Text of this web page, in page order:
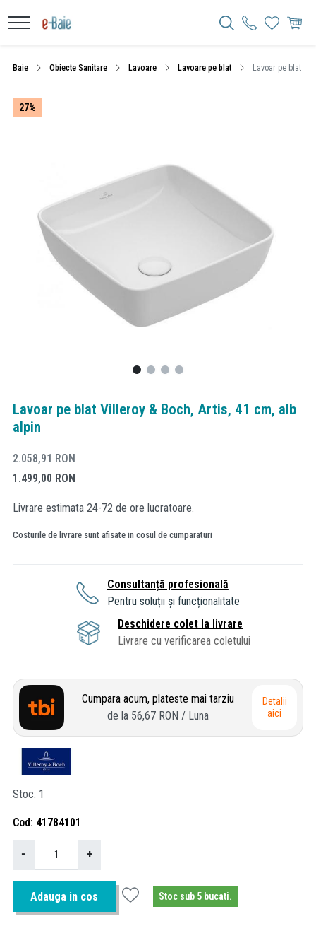
Baie Obiecte Sanitare Lavoare Lavoare pe blat Lavoar pe blat
27%
Lavoar pe blat Villeroy & Boch, Artis, 41 cm, alb
alpin
2.058,91RON
1.499,00 RON
Livrare estimata 24-72 de ore lucratoare.
Costurile de livrare sunt afisate in cosul de cumparaturi
Consultanță profesională
Pentru soluții și funcționalitate
Deschidere colet la livrare
Livrare cu verificarea coletului
Cumpara acum, plateste mai tarziu
de la 56,67 RON / Luna
Detalii
aici
Stoc 1
Cod 41784101
− +
Adauga in cos Stoc sub 5 bucati.